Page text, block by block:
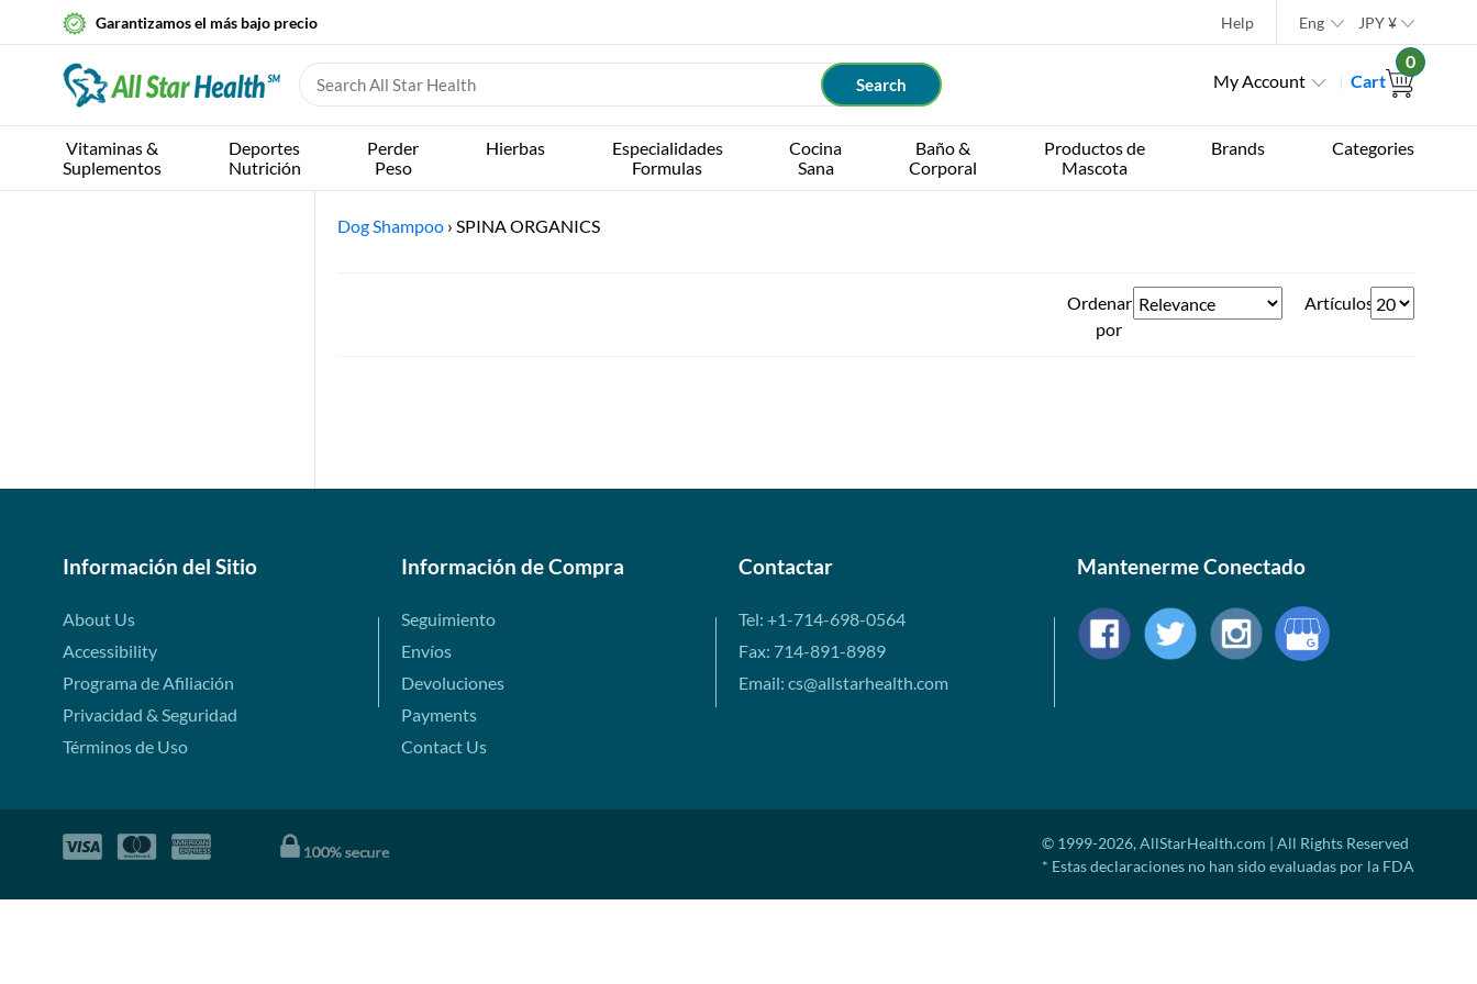
Garantizamos el más bajo precio Help Eng JPY¥
My Account Cart
0
Vitaminas &
Suplementos
Deportes
Nutrición
Perder
Peso
Hierbas
Especialidades
Formulas
Cocina
Sana
Baño &
Corporal
Productos de
Mascota
Brands Categories
Dog Shampoo › SPINA ORGANICS
Ordenar
por
Artículos
Información del Sitio
About Us
Accessibility
Programa de Afiliación
Privacidad & Seguridad
Términos de Uso
Información de Compra
Seguimiento
Envíos
Devoluciones
Payments
Contact Us
Contactar
Tel: +1-714-698-0564
Fax: 714-891-8989
Email: cs@allstarhealth.com
Mantenerme Conectado
© 1999-2026, AllStarHealth.com | All Rights Reserved
* Estas declaraciones no han sido evaluadas por la FDA